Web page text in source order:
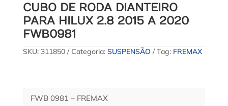
CUBO DE RODA DIANTEIRO
PARA HILUX 2.8 2015 A 2020
FWB0981
SKU: 311850 Categoria: SUSPENSÃO Tag: FREMAX
FWB 0981 – FREMAX